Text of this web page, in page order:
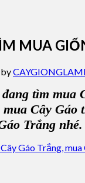
MUA
by
tìm mua
Cây
Trắng nhé.